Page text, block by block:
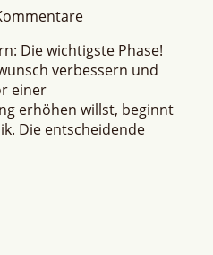
Die wichtigste Phase!
verbessern und
einer
erhöhen willst, beginnt
Die entscheidende